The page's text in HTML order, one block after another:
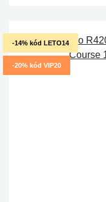
-14% kód LETO14
-20% kód VIP20